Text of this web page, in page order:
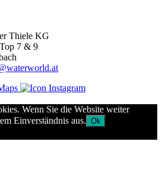
Thiele KG
7 & 9
Wenn Sie die Website weiter
Einverständnis aus. Ok